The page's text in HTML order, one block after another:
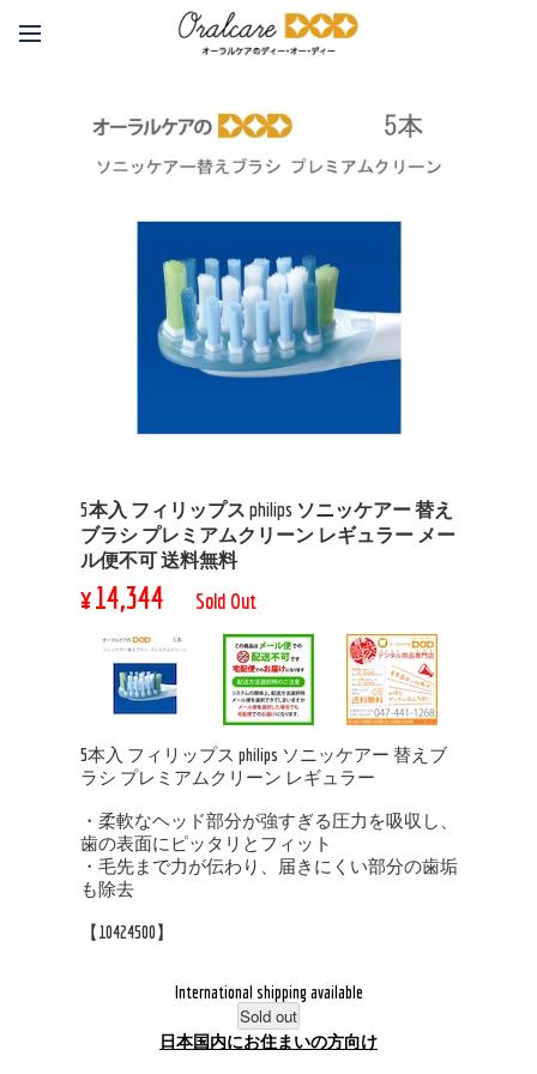
5本入 フィリップス philips ソニッケアー 替え
ブラシ プレミアムクリーン レギュラー メー
ル便不可 送料無料
¥14,344 Sold Out
5本入 フィリップス philips ソニッケアー 替えブ
ラシ プレミアムクリーン レギュラー
・柔軟なヘッド部分が強すぎる圧力を吸収し、
歯の表面にピッタリとフィット
・毛先まで力が伝わり、届きにくい部分の歯垢
も除去
【10424500】
International shipping available
Sold out
日本国内にお住まいの方向け